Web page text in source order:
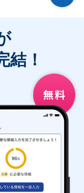
結！